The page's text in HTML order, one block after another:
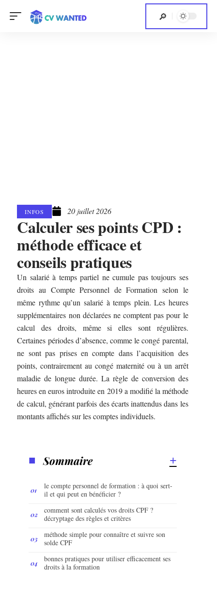
INFOS 20 juillet 2026
Calculer ses points CPD :
méthode efficace et
conseils pratiques
Un salarié à temps partiel ne cumule pas toujours ses
droits au Compte Personnel de Formation selon le
même rythme qu’un salarié à temps plein. Les heures
supplémentaires non déclarées ne comptent pas pour le
calcul des droits, même si elles sont régulières.
Certaines périodes d’absence, comme le congé parental,
ne sont pas prises en compte dans l’acquisition des
points, contrairement au congé maternité ou à un arrêt
maladie de longue durée. La règle de conversion des
heures en euros introduite en 2019 a modifié la méthode
de calcul, générant parfois des écarts inattendus dans les
montants affichés sur les comptes individuels.
Sommaire
le compte personnel de formation : à quoi sert-
il et qui peut en bénéficier ?
comment sont calculés vos droits CPF ?
décryptage des règles et critères
méthode simple pour connaître et suivre son
solde CPF
bonnes pratiques pour utiliser efficacement ses
droits à la formation